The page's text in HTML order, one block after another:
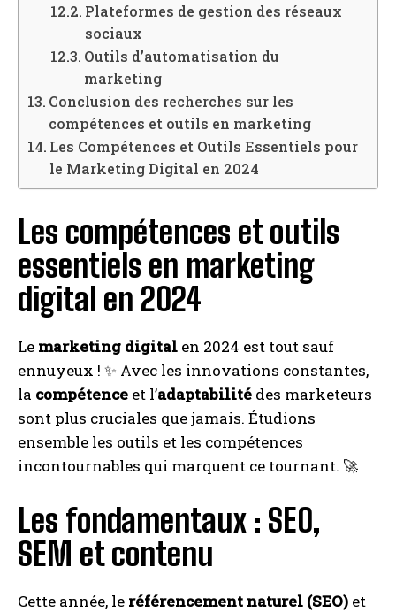
Plateformes de gestion des réseaux
sociaux
Outils d’automatisation du
marketing
Conclusion des recherches sur les
compétences et outils en marketing
Les Compétences et Outils Essentiels pour
le Marketing Digital en 2024
Les compétences et outils
essentiels en marketing
digital en 2024
Le marketing digital en 2024 est tout sauf
ennuyeux ! ✨ Avec les innovations constantes,
la compétence et l’adaptabilité des marketeurs
sont plus cruciales que jamais. Étudions
ensemble les outils et les compétences
incontournables qui marquent ce tournant. 🚀
Les fondamentaux : SEO,
SEM et contenu
Cette année, le référencement naturel (SEO) et